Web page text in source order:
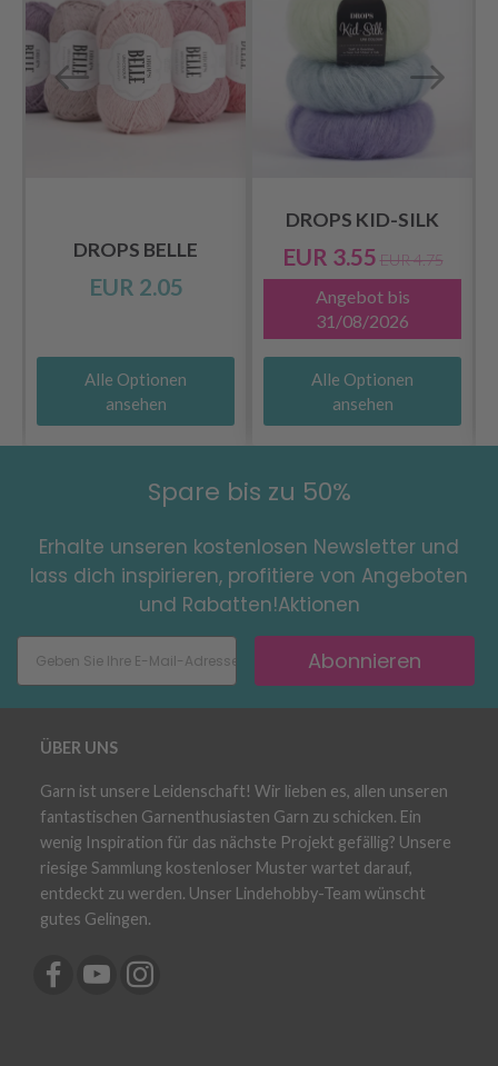
DROPS BELLE
EUR 2.05
Alle Optionen
ansehen
DROPS KID-SILK
EUR 3.55 EUR 4.75
Angebot bis
31/08/2026
Alle Optionen
ansehen
Spare bis zu 50%
Erhalte unseren kostenlosen Newsletter und
lass dich inspirieren, profitiere von Angeboten
und Rabatten!Aktionen
Abonnieren
ÜBER UNS
Garn ist unsere Leidenschaft! Wir lieben es, allen unseren
fantastischen Garnenthusiasten Garn zu schicken. Ein
wenig Inspiration für das nächste Projekt gefällig? Unsere
riesige Sammlung kostenloser Muster wartet darauf,
entdeckt zu werden. Unser Lindehobby-Team wünscht
gutes Gelingen.